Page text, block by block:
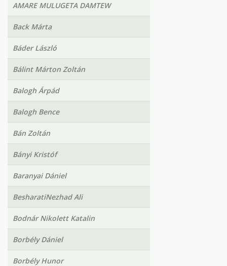
AMARE MULUGETA DAMTEW
Back Márta
Báder László
Bálint Márton Zoltán
Balogh Árpád
Balogh Bence
Bán Zoltán
Bányi Kristóf
Baranyai Dániel
BesharatiNezhad Ali
Bodnár Nikolett Katalin
Borbély Dániel
Borbély Hunor